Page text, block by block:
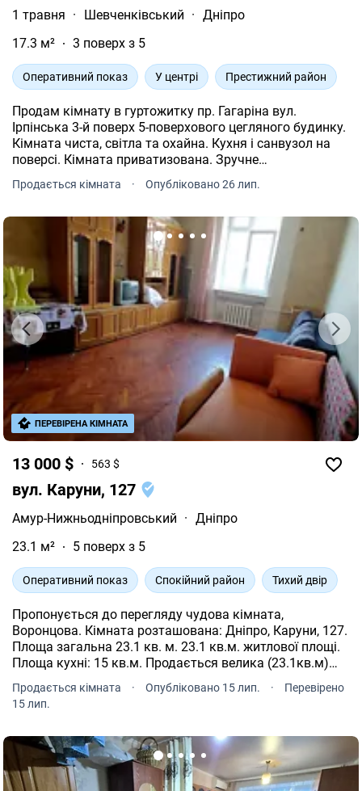
1 травня · Шевченківський · Дніпро
17.3 м²
3 поверх з 5
Оперативний показ У центрі Престижний район
Продам кімнату в гуртожитку пр. Гагаріна вул.
Ірпінська 3-й поверх 5-поверхового цегляного будинку.
Кімната чиста, світла та охайна. Кухня і санвузол на
поверсі. Кімната приватизована. Зручне
розташування, поруч магазини, зупинки громадського
транспорту та інша необхідна інфраструктура.
Продається кімната · Опубліковано 26 лип.
13 000 $ 563 $
вул. Каруни, 127
Амур-Нижньодніпровський · Дніпро
23.1 м²
5 поверх з 5
Оперативний показ Спокійний район Тихий двір
Пропонується до перегляду чудова кімната,
Воронцова. Кімната розташована: Дніпро, Каруни, 127.
Площа загальна 23.1 кв. м. 23.1 кв.м. житлової площі.
Площа кухні: 15 кв.м. Продається велика (23.1кв.м)
світла та охайна кімната в гуртожитку. Гуртожиток
коридорного типу. Виконано невеликий косметичний
ремонт, кімната в хорошому стані є меблі,
жити. Високі стелі сталінки 3 метри створюють
відчуття простору. Зручне розташування: поруч
школа, дитячий садок, больниця, зупинка, різні
Продається кімната · Опубліковано 15 лип. ·
Перевірено
15 лип.
ПЕРЕВІРЕНА КІМНАТА